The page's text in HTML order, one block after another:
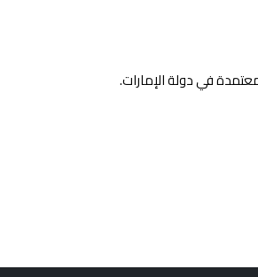
في دولة الإمارات.